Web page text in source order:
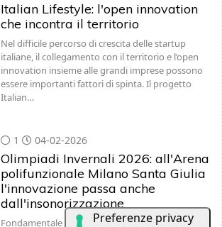
Italian Lifestyle: l'open innovation
che incontra il territorio
Nel difficile percorso di crescita delle startup
italiane, il collegamento con il territorio e l’open
innovation insieme alle grandi imprese possono
essere importanti fattori di spinta. Il progetto
Italian…
1 04-02-2026
Olimpiadi Invernali 2026: all'Arena
polifunzionale Milano Santa Giulia
l'innovazione passa anche
dall'insonorizzazione
Fondamentale per questo tipo di struttura la